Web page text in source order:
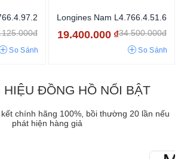
So Sánh
Longines Nam L4.766.4.51.6
19.400.000 ₫34.500.000đ
So Sánh
ĐỒNG HỒ NỔI BẬT
chính hãng 100%, bồi thường 20 lần nếu
phát hiện hàng giả